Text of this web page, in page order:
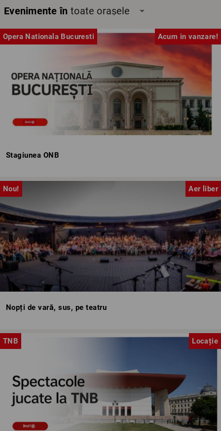
Evenimente în toate orașele arrow_drop_down
Opera Nationala Bucuresti Acum in vanzare!
Stagiunea ONB
Nou! Aer liber
Nopți de vară, sus, pe teatru
TNB Locație